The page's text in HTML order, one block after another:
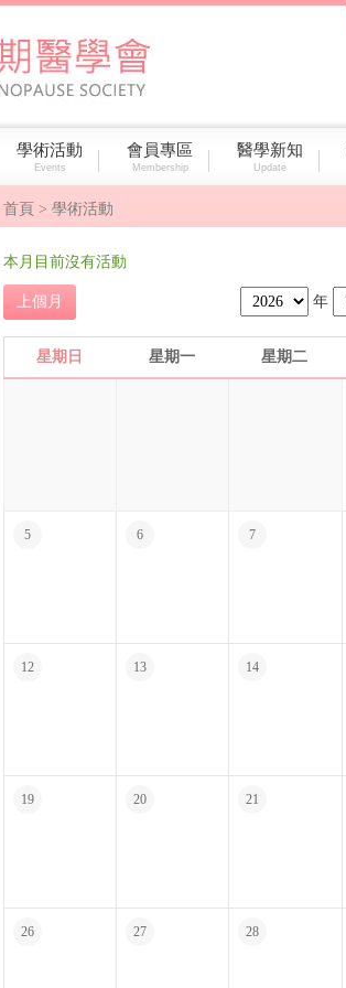
學術活動
Events
會員專區
Membership
醫學新知
Update
首頁 > 學術活動
本月目前沒有活動
上個月 年
星期日 星期一 星期二
5 6 7
12 13 14
19 20 21
26 27 28